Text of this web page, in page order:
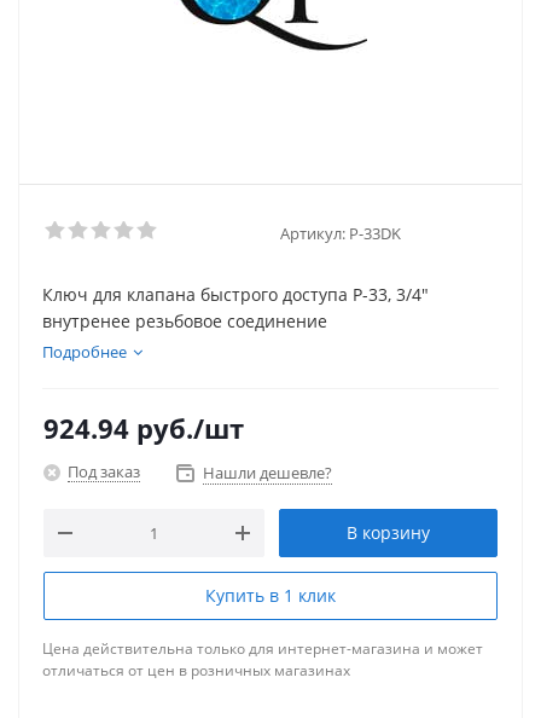
Артикул: P-33DK
Ключ для клапана быстрого доступа Р-33, 3/4"
внутренее резьбовое соединение
Подробнее
924.94 руб./шт
Под заказ Нашли дешевле?
В корзину
Купить в 1 клик
Цена действительна только для интернет-магазина и может
отличаться от цен в розничных магазинах